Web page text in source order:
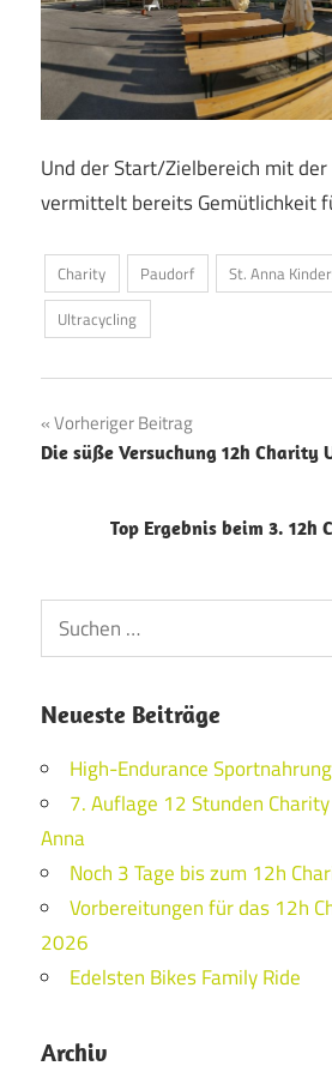
Und der Start/Zielbereich mit der
vermittelt bereits Gemütlichkeit
Charity Paudorf
St. Anna
Ultracycling
Beitragsnavigation
Vorheriger Beitrag
Die süße Versuchung 12h Charity
Top Ergebnis beim 3.
Suchen
nach:
Neueste Beiträge
High-Endurance Sportnahrung
7. Auflage 12 Stunden
Anna
Noch 3 Tage bis zum 12h
Vorbereitungen für das 12h
2026
Edelsten Bikes Family Ride
Archiv